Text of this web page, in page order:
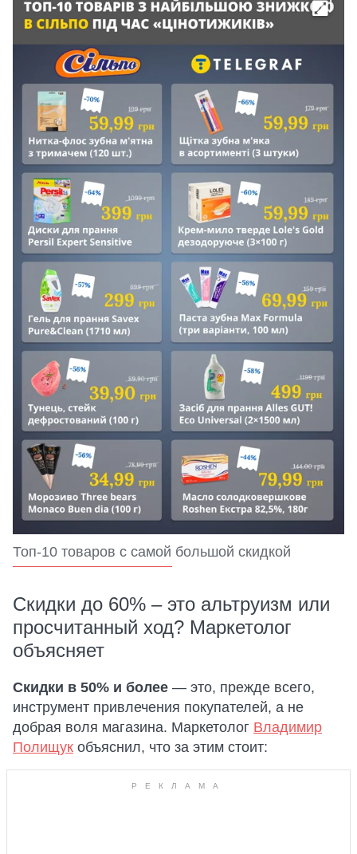
Топ-10 товаров с самой большой скидкой
Скидки до 60% – это альтруизм или
просчитанный ход? Маркетолог
объясняет
Скидки в 50% и более — это, прежде всего,
инструмент привлечения покупателей, а не
добрая воля магазина. Маркетолог Владимир
Полищук объяснил, что за этим стоит: